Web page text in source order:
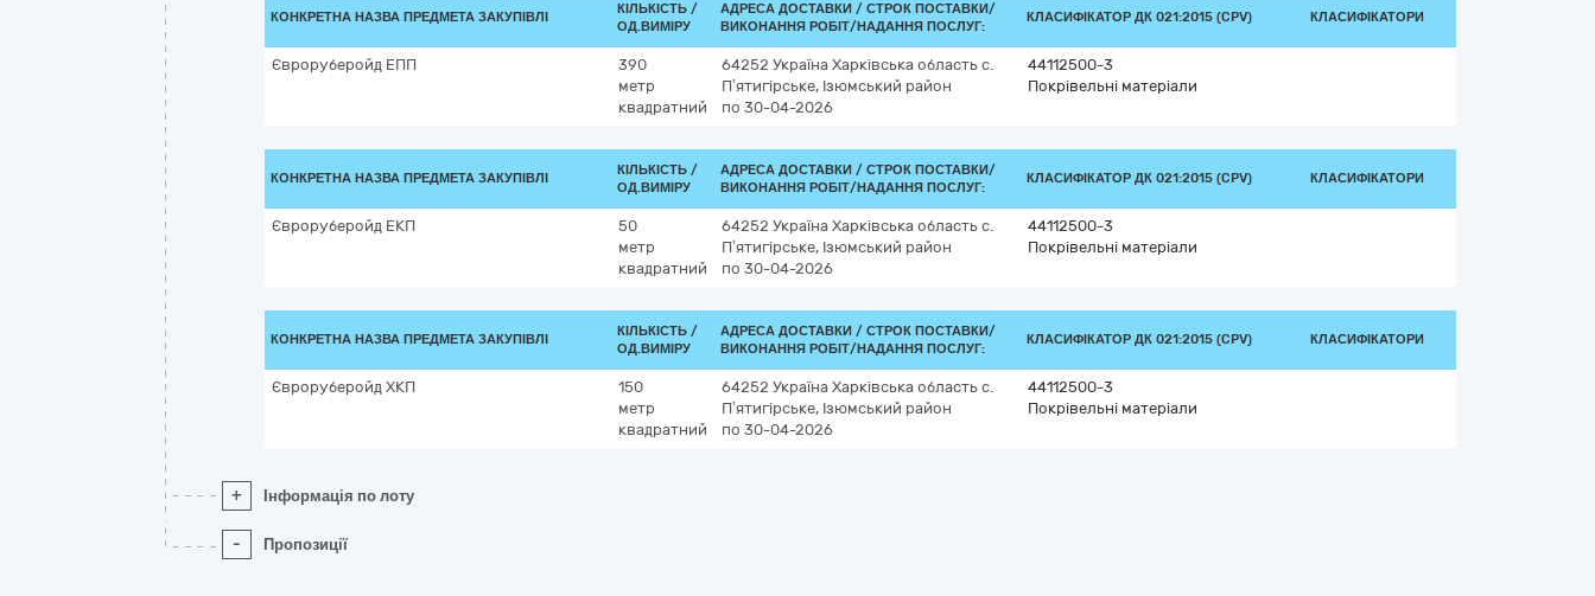
КОНКРЕТНА НАЗВА ПРЕДМЕТА ЗАКУПІВЛІ
КІЛЬКІСТЬ /
ОД.ВИМІРУ
АДРЕСА ДОСТАВКИ / СТРОК ПОСТАВКИ/
ВИКОНАННЯ РОБІТ/НАДАННЯ ПОСЛУГ:
КЛАСИФІКАТОР ДК 021:2015 (CPV) КЛАСИФІКАТОРИ
Євроруберойд ЕПП
390
метр
квадратний
64252 Україна Харківська область с.
П’ятигірське, Ізюмський район
по 30-04-2026
44112500-3
Покрівельні матеріали
КОНКРЕТНА НАЗВА ПРЕДМЕТА ЗАКУПІВЛІ
КІЛЬКІСТЬ /
ОД.ВИМІРУ
АДРЕСА ДОСТАВКИ / СТРОК ПОСТАВКИ/
ВИКОНАННЯ РОБІТ/НАДАННЯ ПОСЛУГ:
КЛАСИФІКАТОР ДК 021:2015 (CPV) КЛАСИФІКАТОРИ
Євроруберойд ЕКП
50
метр
квадратний
64252 Україна Харківська область с.
П’ятигірське, Ізюмський район
по 30-04-2026
44112500-3
Покрівельні матеріали
КОНКРЕТНА НАЗВА ПРЕДМЕТА ЗАКУПІВЛІ
КІЛЬКІСТЬ /
ОД.ВИМІРУ
АДРЕСА ДОСТАВКИ / СТРОК ПОСТАВКИ/
ВИКОНАННЯ РОБІТ/НАДАННЯ ПОСЛУГ:
КЛАСИФІКАТОР ДК 021:2015 (CPV) КЛАСИФІКАТОРИ
Євроруберойд ХКП
150
метр
квадратний
64252 Україна Харківська область с.
П’ятигірське, Ізюмський район
по 30-04-2026
44112500-3
Покрівельні матеріали
+ Інформація по лоту
- Пропозиції